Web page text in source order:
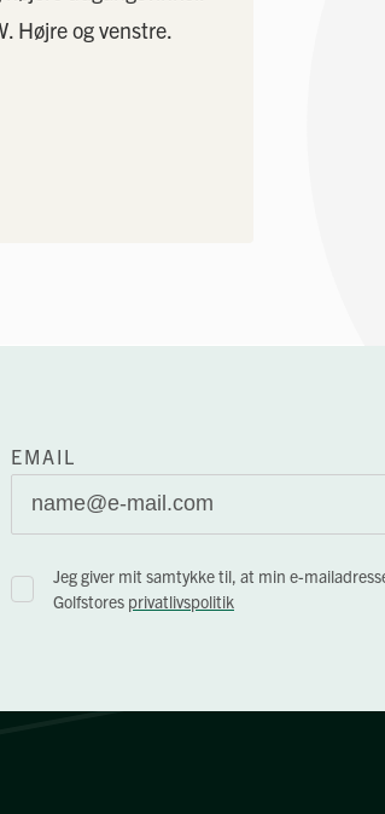
Højre og venstre.
EMAIL
Jeg giver mit samtykke til, at min e-
Golfstores privatlivspolitik